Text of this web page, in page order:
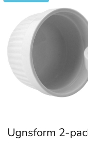
Ugnsform 2-